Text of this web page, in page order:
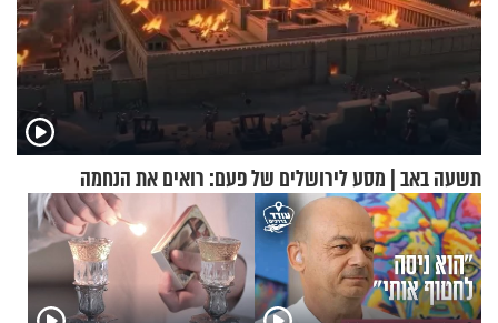
תשעה באב | מסע לירושלים של פעם: רואים את הנחמה